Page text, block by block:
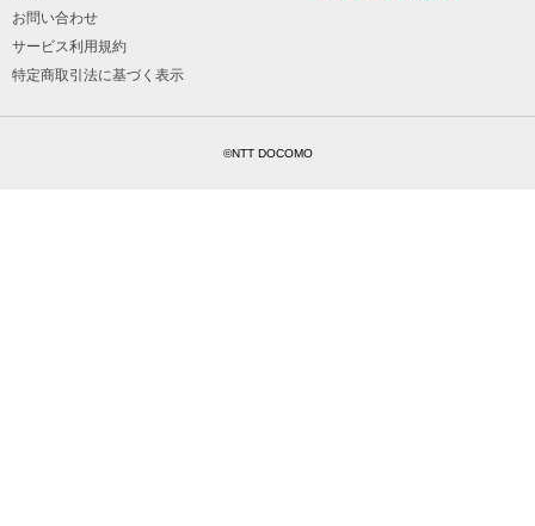
お問い合わせ
サービス利用規約
特定商取引法に基づく表示
©NTT DOCOMO